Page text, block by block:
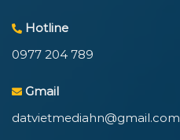
Hotline
0977 204 789
Gmail
datvietmediahn@gmail.com